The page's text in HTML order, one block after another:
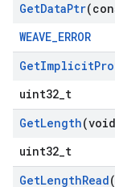
GetDataPtr
WEAVE_ERROR
GetImplicit
uint32_t
GetLength
uint32_t
GetLengthRead